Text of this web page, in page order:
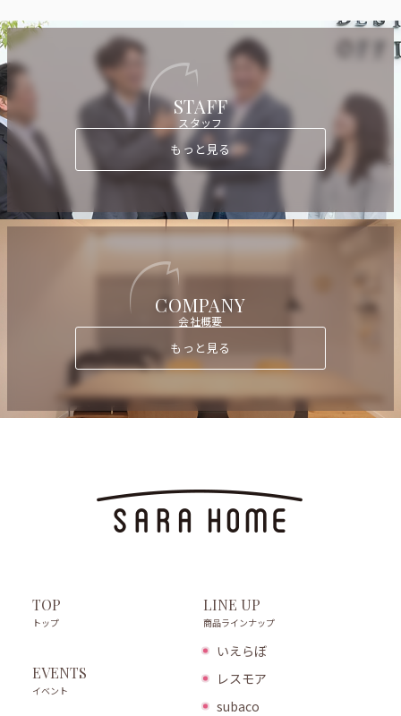
STAFF
スタッフ
もっと見る
COMPANY
会社概要
もっと見る
TOP
トップ
EVENTS
イベント
LINE UP
商品ラインナップ
いえらぼ
レスモア
subaco